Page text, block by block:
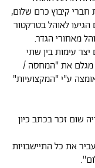
קיבוץ כרם שלום,
הגיעו לאוהל בטרקטור
מאחורי הגדר.
עימות בין שתי
מגלם את "המחסה /
ע"י "המקצועיות"
שום זכר בכתב כיון
ב־77 הוחלט להעביר את כל התיישבויות